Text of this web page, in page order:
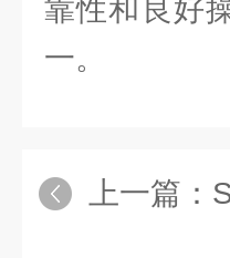
靠性和良好
一。
上一篇：